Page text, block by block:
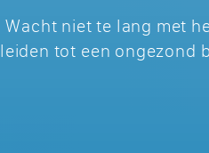
Wacht niet te lang met
leiden tot een ongezond